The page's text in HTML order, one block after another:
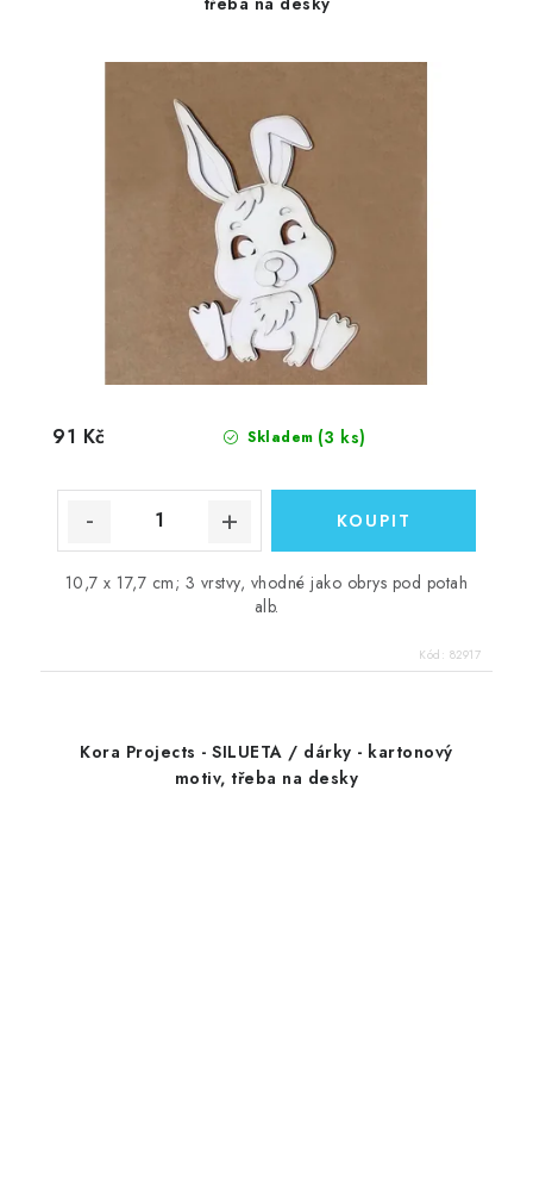
Skladem (3 ks)
91 Kč
10,7 x 17,7 cm; 3 vrstvy, vhodné jako obrys pod potah
alb.
Kód: 82917
Kora Projects - SILUETA / dárky - kartonový
motiv, třeba na desky